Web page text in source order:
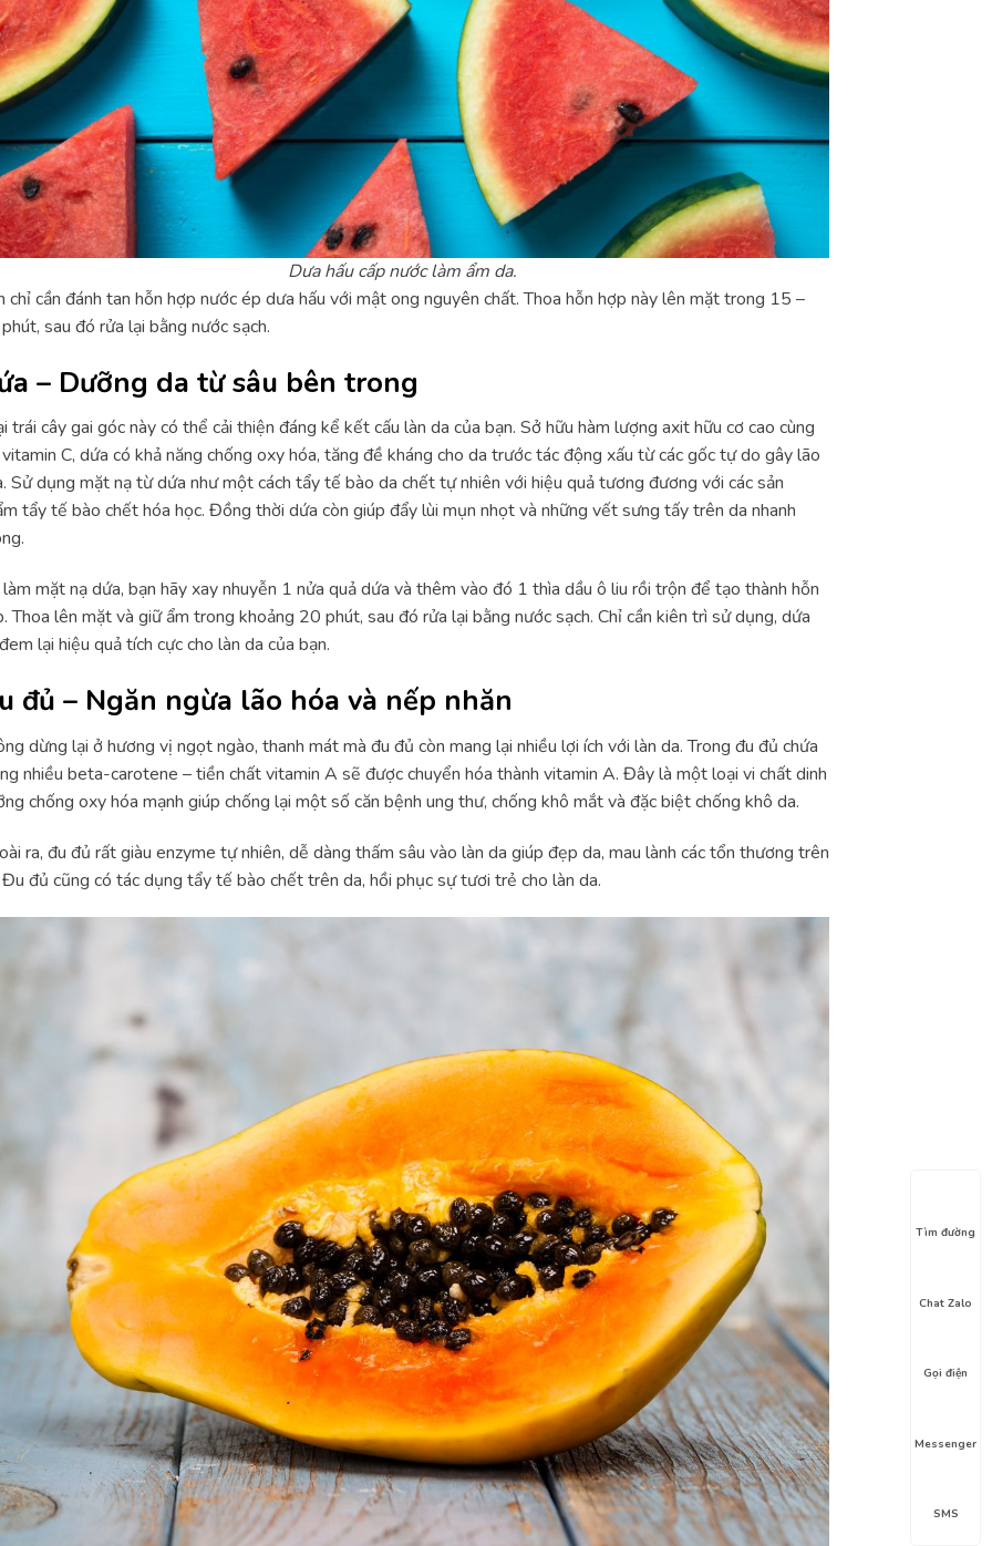
Tìm đường
Chat Zalo
Gọi điện
Messenger
SMS
Dưa hấu cấp nước làm ẩm da.
chỉ cần đánh tan hỗn hợp nước ép dưa hấu với mật ong nguyên chất. Thoa hỗn hợp này lên mặt trong 15 –
sau đó rửa lại bằng nước sạch.
– Dưỡng da từ sâu bên trong
trái cây gai góc này có thể cải thiện đáng kể kết cấu làn da của bạn. Sở hữu hàm lượng axit hữu cơ cao cùng
C, dứa có khả năng chống oxy hóa, tăng đề kháng cho da trước tác động xấu từ các gốc tự do gây lão
Sử dụng mặt nạ từ dứa như một cách tẩy tế bào da chết tự nhiên với hiệu quả tương đương với các sản
tẩy tế bào chết hóa học. Đồng thời dứa còn giúp đẩy lùi mụn nhọt và những vết sưng tấy trên da nhanh
mặt nạ dứa, bạn hãy xay nhuyễn 1 nửa quả dứa và thêm vào đó 1 thìa dầu ô liu rồi trộn để tạo thành hỗn
Thoa lên mặt và giữ ẩm trong khoảng 20 phút, sau đó rửa lại bằng nước sạch. Chỉ cần kiên trì sử dụng, dứa
lại hiệu quả tích cực cho làn da của bạn.
đủ – Ngăn ngừa lão hóa và nếp nhăn
dừng lại ở hương vị ngọt ngào, thanh mát mà đu đủ còn mang lại nhiều lợi ích với làn da. Trong đu đủ chứa
nhiều beta-carotene – tiền chất vitamin A sẽ được chuyển hóa thành vitamin A. Đây là một loại vi chất dinh
chống oxy hóa mạnh giúp chống lại một số căn bệnh ung thư, chống khô mắt và đặc biệt chống khô da.
ra, đu đủ rất giàu enzyme tự nhiên, dễ dàng thấm sâu vào làn da giúp đẹp da, mau lành các tổn thương trên
đủ cũng có tác dụng tẩy tế bào chết trên da, hồi phục sự tươi trẻ cho làn da.